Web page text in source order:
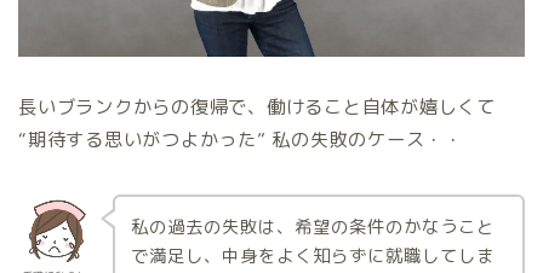
長いブランクからの復帰で、働けること自体が嬉しくて
“期待する思いがつよかった” 私の失敗のケース・・
私の過去の失敗は、希望の条件のかなうこと
で満足し、中身をよく知らずに就職してしま